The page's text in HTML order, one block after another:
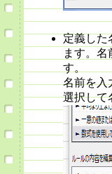
定義した
ます。
す。
名前を入
選択して